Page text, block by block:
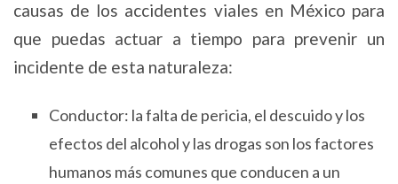
causas de los accidentes viales en México para
que puedas actuar a tiempo para prevenir un
incidente de esta naturaleza:
Conductor: la falta de pericia, el descuido y los
efectos del alcohol y las drogas son los factores
humanos más comunes que conducen a un